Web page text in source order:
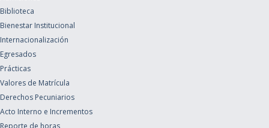
Biblioteca
Bienestar Institucional
Internacionalización
Egresados
Prácticas
Valores de Matrícula
Derechos Pecuniarios
Acto Interno e Incrementos